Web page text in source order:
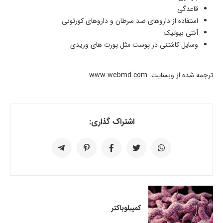
قاعدگی
استفاده از داروهای ضد سرطان و داروهای کورتونی
آنتی بیوتیک
وسایل کاشتنی در پوست مثل پورت های وریدی
ترجمه شده از وبسایت: www.webmd.com
اشتراک گذاری:
کمپیلوباکتر